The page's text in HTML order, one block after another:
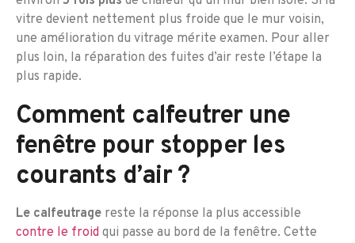
vitre devient nettement plus froide que le mur voisin,
une amélioration du vitrage mérite examen. Pour aller
plus loin, la réparation des fuites d’air reste l’étape la
plus rapide.
Comment calfeutrer une
fenêtre pour stopper les
courants d’air ?
Le calfeutrage reste la réponse la plus accessible
contre le froid qui passe au bord de la fenêtre. Cette